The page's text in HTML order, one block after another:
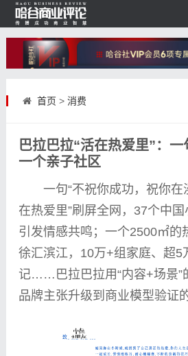
首页 > 消费
巴拉巴拉“活在热爱里”：
一个亲子社区
一句“不祝你成功，祝你
在热爱里”刷屏全网，37个中国
引发情感共鸣；一个2500㎡的
徐汇滨江，10万+组家庭、超5
记……巴拉巴拉用“内容+场景”
品牌主张升级到商业模型验证